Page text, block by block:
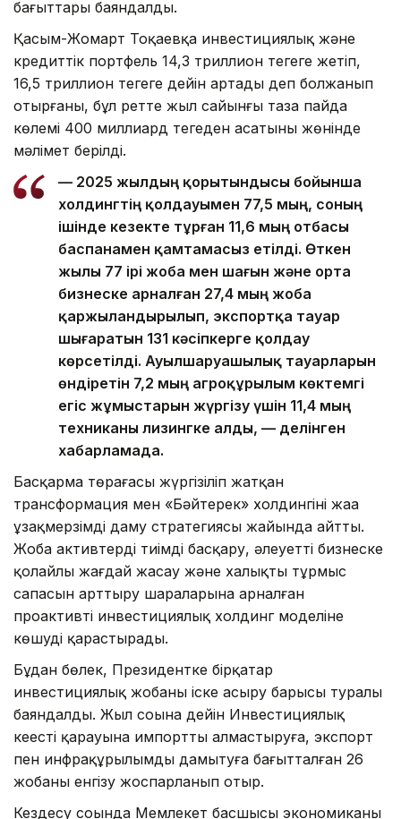
бағыттары баяндалды.
Қасым-Жомарт Тоқаевқа инвестициялық және
кредиттік портфель 14,3 триллион теңгеге жетіп,
16,5 триллион теңгеге дейін артады деп болжанып
отырғаны, бұл ретте жыл сайынғы таза пайда
көлемі 400 миллиард теңгеден асатыны жөнінде
мәлімет берілді.
— 2025 жылдың қорытындысы бойынша
холдингтің қолдауымен 77,5 мың, соның
ішінде кезекте тұрған 11,6 мың отбасы
баспанамен қамтамасыз етілді. Өткен
жылы 77 ірі жоба мен шағын және орта
бизнеске арналған 27,4 мың жоба
қаржыландырылып, экспортқа тауар
шығаратын 131 кәсіпкерге қолдау
көрсетілді. Ауылшаруашылық тауарларын
өндіретін 7,2 мың агроқұрылым көктемгі
егіс жұмыстарын жүргізу үшін 11,4 мың
техниканы лизингке алды, — делінген
хабарламада.
Басқарма төрағасы жүргізіліп жатқан
трансформация мен «Бәйтерек» холдингінің жаңа
ұзақмерзімді даму стратегиясы жайында айтты.
Жоба активтерді тиімді басқару, әлеуетті бизнеске
қолайлы жағдай жасау және халықтың тұрмыс
сапасын арттыру шараларына арналған
проактивті инвестициялық холдинг моделіне
көшуді қарастырады.
Бұдан бөлек, Президентке бірқатар
инвестициялық жобаны іске асыру барысы туралы
баяндалды. Жыл соңына дейін Инвестициялық
кеңестің қарауына импортты алмастыруға, экспорт
пен инфрақұрылымды дамытуға бағытталған 26
жобаны енгізу жоспарланып отыр.
Кездесу соңында Мемлекет басшысы экономиканың